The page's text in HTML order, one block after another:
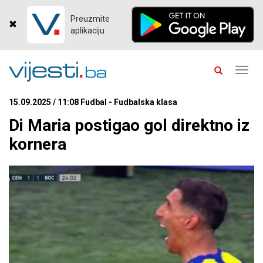
Preuzmite
aplikaciju
15.09.2025 / 11:08 Fudbal - Fudbalska klasa
Di Maria postigao gol direktno iz
kornera